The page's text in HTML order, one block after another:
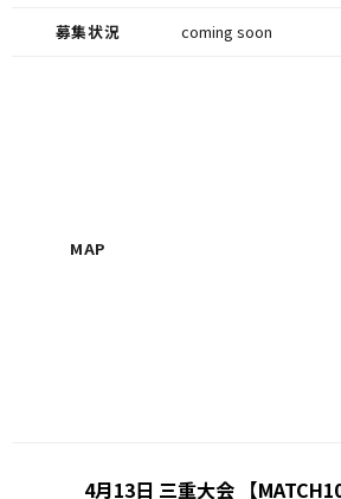
募集状況 coming soon
MAP
4月13日 三重大会 【